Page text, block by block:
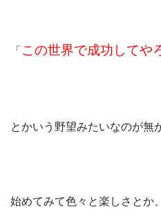
「 この世界で成功してや
とかいう野望みたいなのが無
始めてみて色々と楽しさとか、